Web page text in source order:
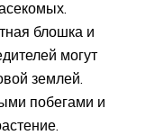
блошка и
могут
землей.
побегами и